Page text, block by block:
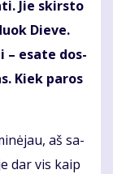
Jie skirs­to
Die­ve.
– esa­te dos­
Kiek pa­ros
aš sa­
dar vis kaip